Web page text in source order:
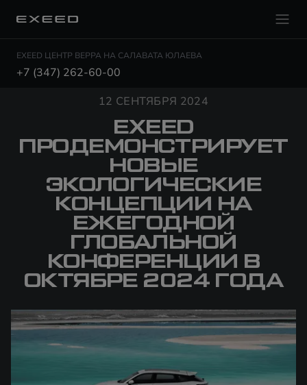
EXEED ЦЕНТР ВЕРРА НА САЛАВАТА ЮЛАЕВА
+7 (347) 262-60-00
12 СЕНТЯБРЯ 2024
EXEED
ПРОДЕМОНСТРИРУЕТ
НОВЫЕ
ЭКОЛОГИЧЕСКИЕ
КОНЦЕПЦИИ НА
ЕЖЕГОДНОЙ
ГЛОБАЛЬНОЙ
КОНФЕРЕНЦИИ В
ОКТЯБРЕ 2024 ГОДА